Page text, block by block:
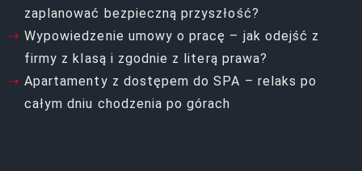
zaplanować bezpieczną przyszłość?
Wypowiedzenie umowy o pracę – jak odejść z
firmy z klasą i zgodnie z literą prawa?
Apartamenty z dostępem do SPA – relaks po
całym dniu chodzenia po górach